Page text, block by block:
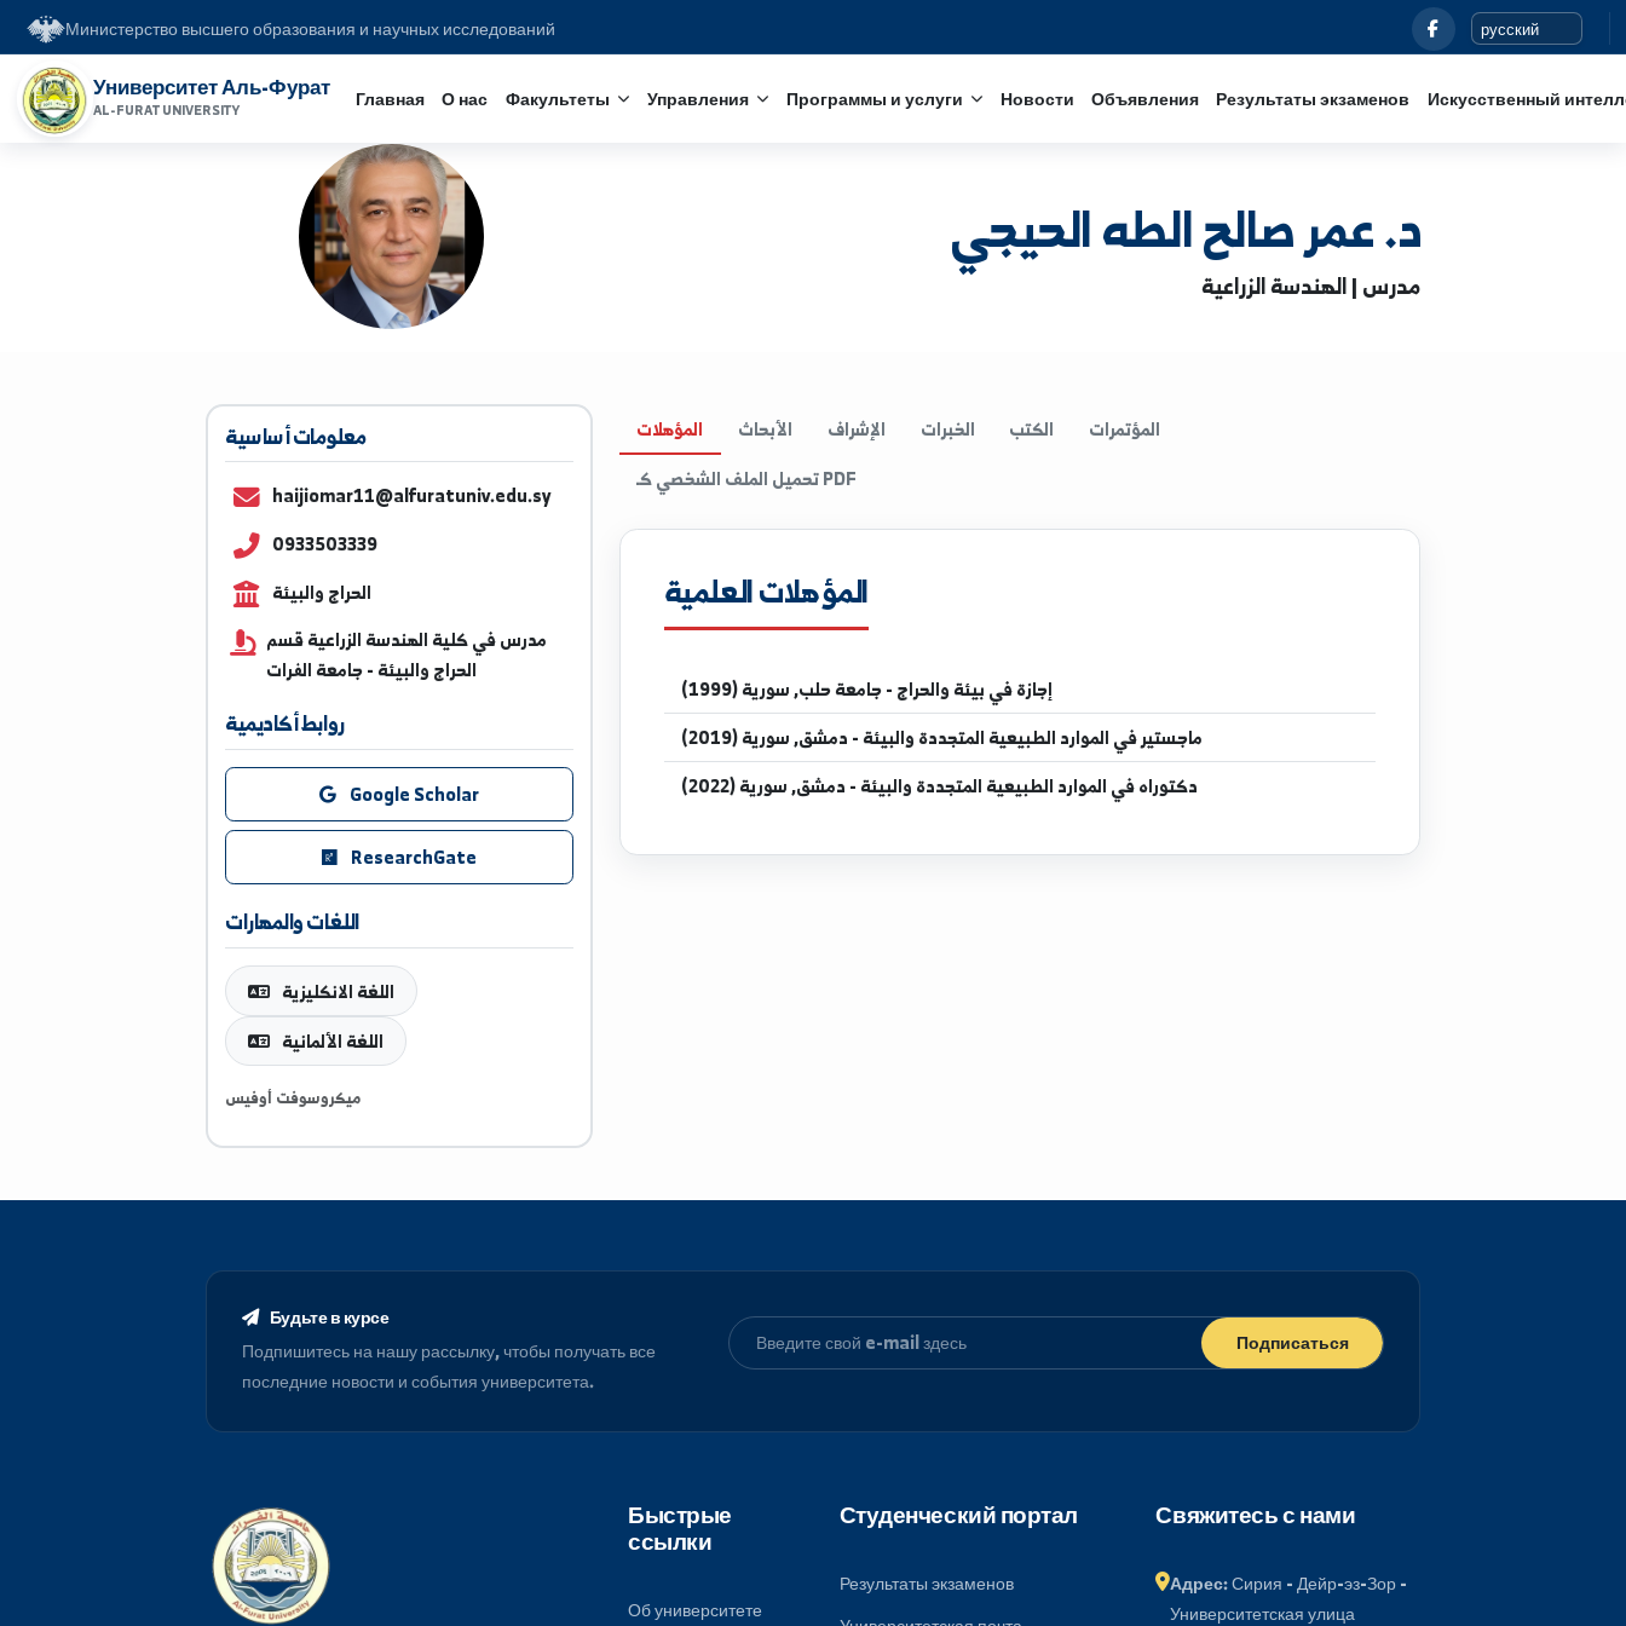
Министерство высшего образования и научных исследований
Университет Аль-Фурат
AL-FURAT UNIVERSITY Главная О нас Факультеты Управления Программы и услуги Новости Объявления Результаты экзаменов
د. عمر صالح الطه الحيجي
معلومات أساسية
haijiomar11@alfuratuniv.edu.sy
0933503339
الحراج والبيئة
مدرس في كلية الهندسة الزراعية قسم
الحراج والبيئة - جامعة الفرات
روابط أكاديمية
Google Scholar
ResearchGate
اللغات والمهارات
اللغة الانكليزية
اللغة الألمانية
المؤهلات الأبحاث
تحميل الملف الشخصي كـ PDF
إجازةفي بيئة والحراج - جامعة حلب, سورية (1999)
Подпишитесь на нашу рассылку, чтобы получать все
последние новости и события университета.